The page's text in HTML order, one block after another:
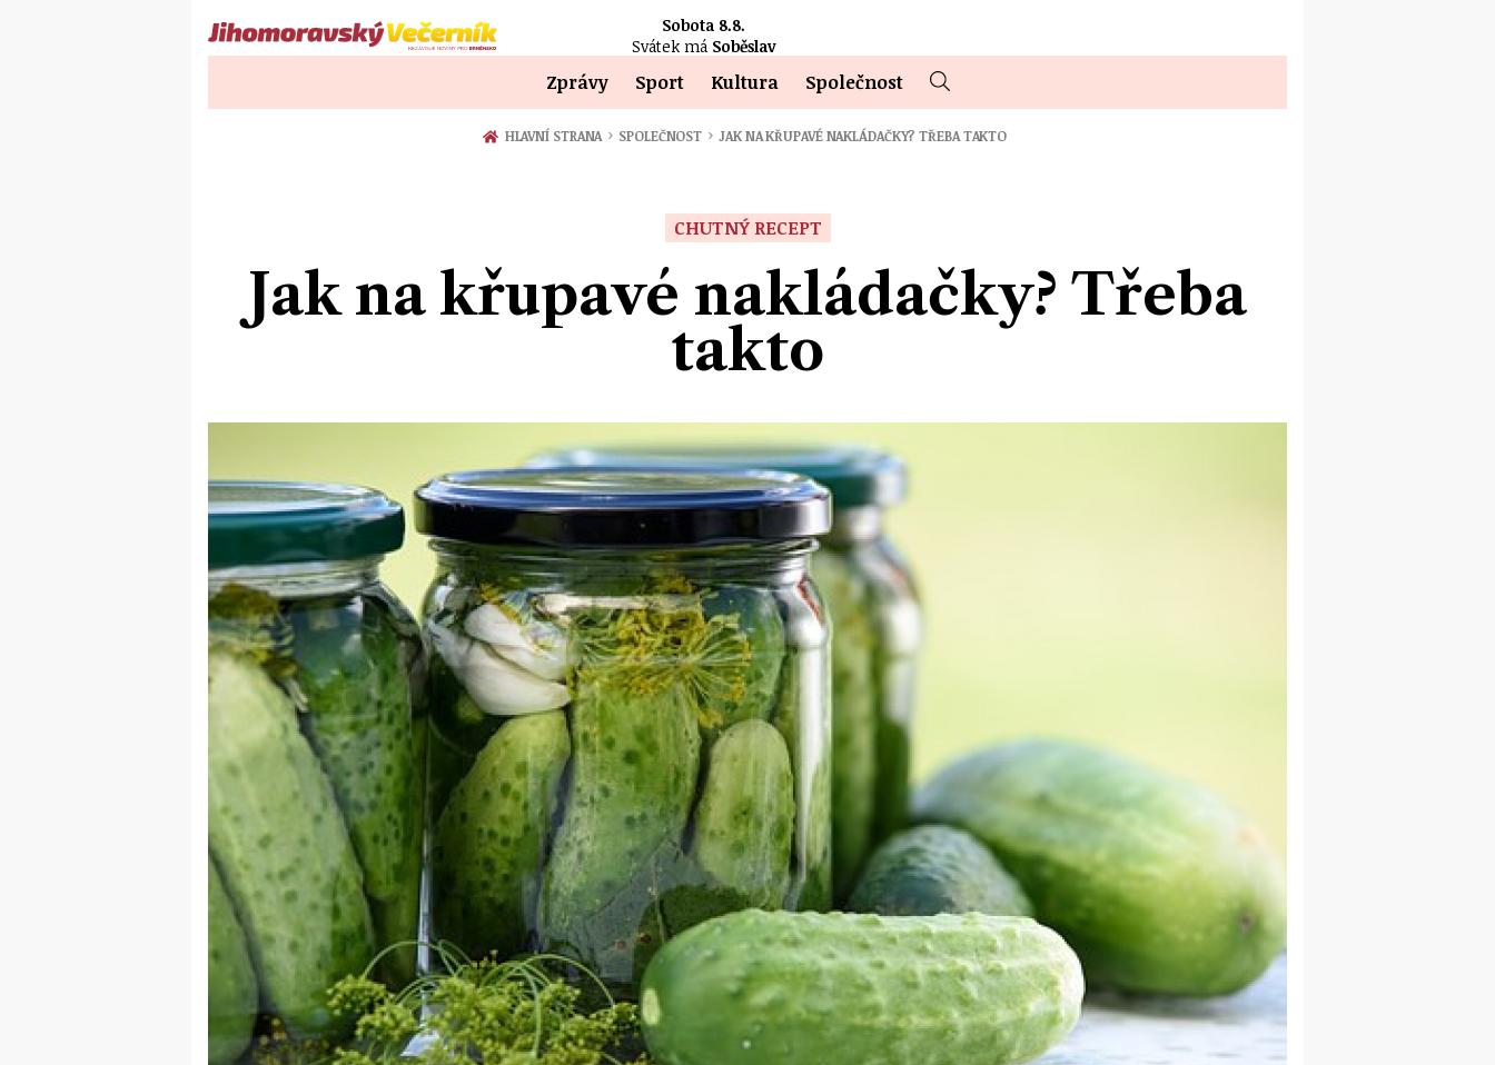
Sobota 8.8.
Svátek má Soběslav
Zprávy Sport Kultura Společnost
HLAVNÍ STRANA › SPOLEČNOST › JAK NA KŘUPAVÉ NAKLÁDAČKY? TŘEBA TAKTO
CHUTNÝ RECEPT
Jak na křupavé nakládačky? Třeba
takto